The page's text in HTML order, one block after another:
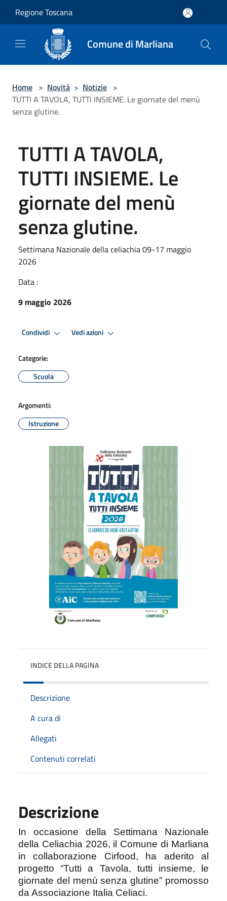
Regione Toscana
Comune di Marliana
Home > Novità > Notizie >
TUTTI A TAVOLA, TUTTI INSIEME. Le giornate del menù
senza glutine.
TUTTI A TAVOLA,
TUTTI INSIEME. Le
giornate del menù
senza glutine.
Settimana Nazionale della celiachia 09-17 maggio
2026
Data :
9 maggio 2026
Condividi Vedi azioni
Categorie:
Scuola
Argomenti:
Istruzione
INDICE DELLA PAGINA
Descrizione
A cura di
Allegati
Contenuti correlati
Descrizione
In occasione della Settimana Nazionale
della Celiachia 2026, il Comune di Marliana
in collaborazione Cirfood, ha aderito al
progetto “Tutti a Tavola, tutti insieme, le
giornate del menù senza glutine” promosso
da Associazione Italia Celiaci.